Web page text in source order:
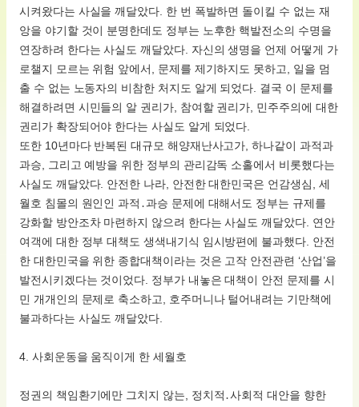
시켜왔다는 사실을 깨달았다. 한 번 폭발하면 돌이킬 수 없는 재
앙을 야기할 것이 분명한데도 정부는 노후한 핵발전소의 수명을
연장하려 한다는 사실도 깨달았다. 자신의 생명을 언제 어떻게 가
로챌지 모르는 위험 앞에서, 문제를 제기하지도 못하고, 일을 멈
출 수 없는 노동자의 비참한 처지도 알게 되었다. 결국 이 문제를
해결하려면 시민들의 알 권리가, 참여할 권리가, 민주주의에 대한
권리가 확장되어야 한다는 사실도 알게 되었다.
또한 10년마다 반복된 대규모 해양재난사고가, 하나같이 과적과
과승, 그리고 예방을 위한 정부의 관리감독 소홀에서 비롯했다는
사실도 깨달았다. 안전한 나라, 안전한 대한민국은 언감생심, 세
월호 침몰의 원인인 과적․과승 문제에 대해서도 정부는 규제를
강화할 방안조차 마련하지 않으려 한다는 사실도 깨달았다. 연안
여객에 대한 정부 대책도 생색내기식 임시방편에 불과했다. 안전
한 대한민국을 위한 종합대책이라는 것은 고작 안전관련 ‘산업’을
발전시키겠다는 것이었다. 정부가 내놓은 대책이 안전 문제를 시
민 개개인의 문제로 축소하고, 호주머니나 털어내려는 기만책에
불과하다는 사실도 깨달았다.
4. 사회운동을 움직이게 한 세월호
정권의 책임환기에만 그치지 않는, 정치적․사회적 대안을 향한